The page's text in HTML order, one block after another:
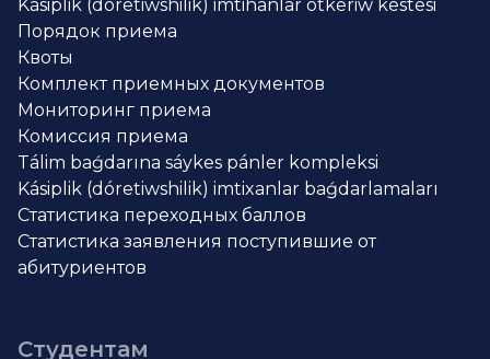
Kásiplik (dóretiwshilik) imtihanlar ótkeriw kestesi
Порядок приема
Квоты
Комплект приемных документов
Мониторинг приема
Комиссия приема
Tálim baǵdarına sáykes pánler kompleksi
Kásiplik (dóretiwshilik) imtixanlar baǵdarlamaları
Статистика переходных баллов
Статистика заявления поступившие от
абитуриентов
Студентам